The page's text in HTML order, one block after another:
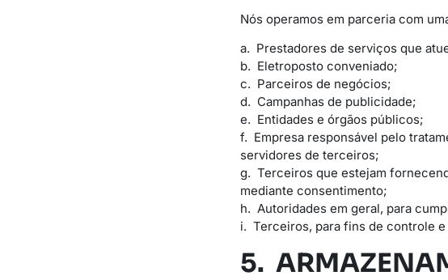
Nós operamos em parceria com
a. Prestadores de serviços que
b. Eletroposto conveniado;
c. Parceiros de negócios;
d. Campanhas de publicidade;
e. Entidades e órgãos públicos;
f. Empresa responsável pelo
servidores de terceiros;
g. Terceiros que estejam
mediante consentimento;
h. Autoridades em geral, para
i. Terceiros, para fins de controle
5.